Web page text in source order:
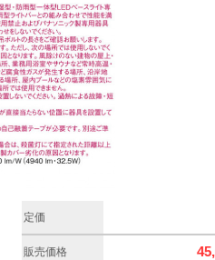
定価
販売価格